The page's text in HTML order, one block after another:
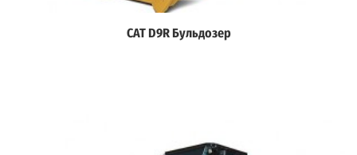
Дэлгэрэнгүй
CAT D9R Бульдозер